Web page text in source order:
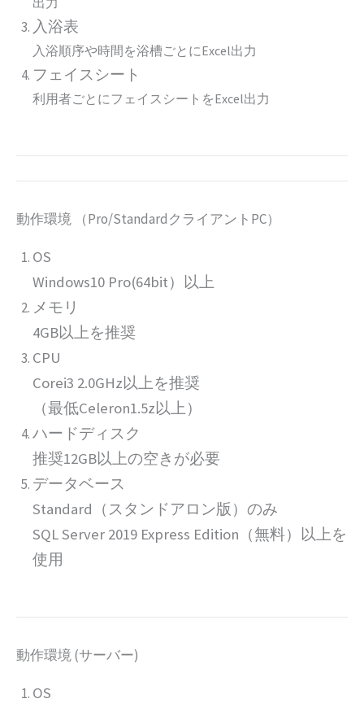
入浴表
入浴順序や時間を浴槽ごとにExcel出力
フェイスシート
利用者ごとにフェイスシートをExcel出力
動作環境 （Pro/StandardクライアントPC）
OS
Windows10 Pro(64bit）以上
メモリ
4GB以上を推奨
CPU
Corei3 2.0GHz以上を推奨
（最低Celeron1.5z以上）
ハードディスク
推奨12GB以上の空きが必要
データベース
Standard（スタンドアロン版）のみ
SQL Server 2019 Express Edition（無料）以上を
使用
動作環境 (サーバー)
OS